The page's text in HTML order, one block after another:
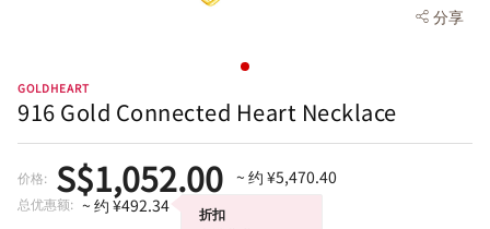
分享
GOLDHEART
916 Gold Connected Heart Necklace
价格: S$1,052.00 ~ 约 ¥5,470.40
总优惠额: ~ 约 ¥492.34
折扣